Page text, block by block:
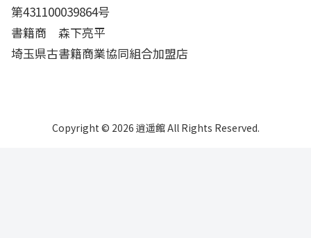
第431100039864号
書籍商 森下亮平
埼玉県古書籍商業協同組合加盟店
Copyright © 2026 逍遥館 All Rights Reserved.